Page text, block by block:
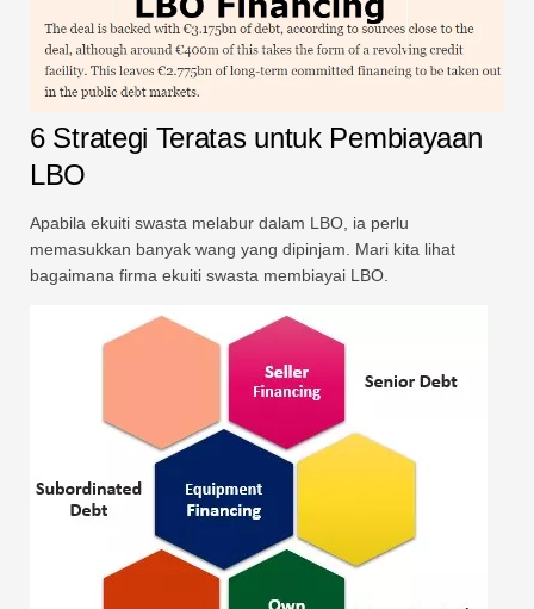
6 Strategi Teratas untuk Pembiayaan
LBO
Apabila ekuiti swasta melabur dalam LBO, ia perlu
memasukkan banyak wang yang dipinjam. Mari kita lihat
bagaimana firma ekuiti swasta membiayai LBO.